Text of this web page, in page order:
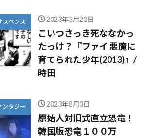
スペンス 2023年3月20日
こいつさっき死ななかっ
たっけ？『ファイ 悪魔に
育てられた少年(2013)』/
時田
ンタジー 2023年8月3日
原始人対旧式直立恐竜！
韓国版恐竜１００万